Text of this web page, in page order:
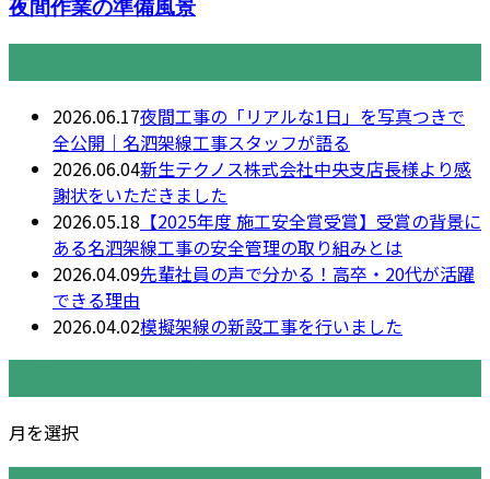
夜間作業の準備風景
2026.06.17夜間工事の「リアルな1日」を写真つきで
全公開｜名泗架線工事スタッフが語る
2026.06.04新生テクノス株式会社中央支店長様より感
謝状をいただきました
2026.05.18 【2025年度 施工安全賞受賞】受賞の背景に
ある名泗架線工事の安全管理の取り組みとは
2026.04.09先輩社員の声で分かる！高卒・20代が活躍
できる理由
2026.04.02模擬架線の新設工事を行いました
月を選択